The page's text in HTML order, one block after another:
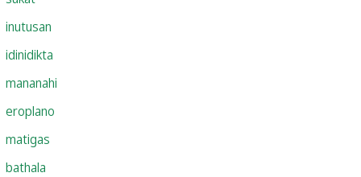
inutusan
idinidikta
mananahi
eroplano
matigas
bathala